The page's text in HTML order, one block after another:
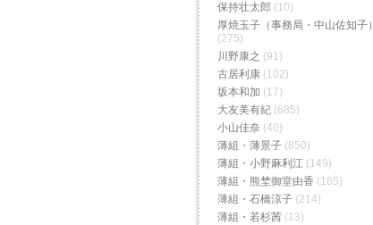
保持壮太郎 (10)
厚焼玉子（事務局・中山佐知子）
(275)
川野康之 (91)
古居利康 (102)
坂本和加 (17)
大友美有紀 (685)
小山佳奈 (40)
薄組・薄景子 (850)
薄組・小野麻利江 (149)
薄組・熊埜御堂由香 (165)
薄組・石橋涼子 (214)
薄組・若杉茜 (13)